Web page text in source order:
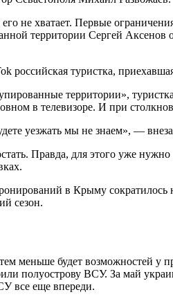
не хватает. Первые
территории Сергей Аксенов
туристка,
территории»,
в телевизоре. И при
уезжать мы не знаем», —
Правда, для этого уже нужно
в Крыму
сезон.
меньше будет возможностей
полуострову ВСУ. За май
все еще впереди.